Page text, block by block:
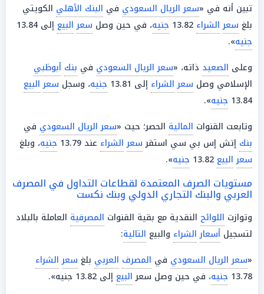
تبين أنه في «سعر الريال السعودي في البنك الأهلي الكويتي
بلغ سعر الشراء جنيه، في حين وصل سعر البيعإلى 13.84
جنيه».
وعلى الصعيد ذاته، «سعر الريال السعودي في بنك أبوظبي
الإسلامي وصل سعر الشراء إلى 13.81 جنيه، وسجل سعر البيع
13.84 جنيه».
وتابعت القنوات المالية الحصر؛ حيث «سعر الريال السعودي في
بنك إتش إس بي سي استقرسعر الشراء عند 13.79 جنيه، وبلغ
سعر البيع جنيه».
مستويات الصرف المعتمدة لقطاعات التداول في المصرف
العربي والبنك التجاري الدولي وبنك نكست
وتوازت اللوائح النقدية مع بقية القنوات المصرفية العاملة بالبلاد
لتسجيل أسعار الشراء والبيع التالية:
«سعر الريال السعودي في المصرف العربي بلغ سعر الشراء
13.78 جنيه، في حين وصل سعرالبيعإلى 13.82 جنيه».